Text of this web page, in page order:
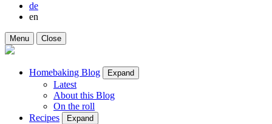
de
en
Menu Close
Homebaking Blog Expand
Latest
About this Blog
On the roll
Recipes
Expand